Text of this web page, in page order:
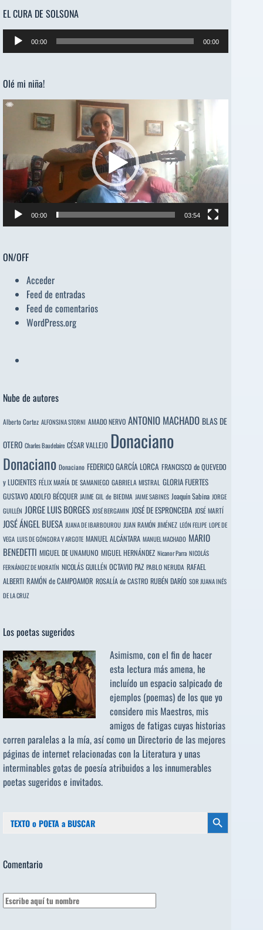
EL CURA DE SOLSONA
Reproductor
de
00:00 00:00
Olé mi niña!
Reproductor
00:00 03:54
ON/OFF
Acceder
Feed de entradas
Feed de comentarios
WordPress.org
Nube de autores
Alberto Cortez ALFONSINA STORNI AMADO NERVO ANTONIO MACHADO BLAS DE
OTERO Charles Baudelaire CÉSAR VALLEJO Donaciano
Donaciano Donaciano FEDERICO GARCÍA LORCA FRANCISCO de QUEVEDO
y LUCIENTES FÉLIX MARÍA DE SAMANIEGO GABRIELA MISTRAL GLORIA FUERTES
GUSTAVO ADOLFO BÉCQUER JAIME GIL de BIEDMA JAIME SABINES Joaquín Sabina JORGE
GUILLÉN JORGE LUIS BORGES JOSÉ BERGAMIN JOSÉ DE ESPRONCEDA JOSÉ MARTÍ
JOSÉ ÁNGEL BUESA JUANA DE IBARBOUROU JUAN RAMÓN JIMÉNEZ LEÓN FELIPE LOPE DE
VEGA LUIS DE GÓNGORA Y ARGOTE MANUEL ALCÁNTARA MANUEL MACHADO MARIO
BENEDETTI MIGUEL DE UNAMUNO MIGUEL HERNÁNDEZ Nicanor Parra NICOLÁS
FERNÁNDEZ DE MORATÍN NICOLÁS GUILLÉN OCTAVIO PAZ PABLO NERUDA RAFAEL
ALBERTI RAMÓN de CAMPOAMOR ROSALÍA de CASTRO RUBÉN DARÍO SOR JUANA INÉS
DE LA CRUZ
Los poetas sugeridos
Asimismo, con el fin de hacer
esta lectura más amena, he
incluído un espacio salpicado de
ejemplos (poemas) de los que yo
considero mis Maestros, mis
amigos de fatigas cuyas historias
corren paralelas a la mía, así como un Directorio de las mejores
páginas de internet relacionadas con la Literatura y unas
interminables gotas de poesía atribuidos a los innumerables
poetas sugeridose invitados.
Botón de búsqueda
Comentario